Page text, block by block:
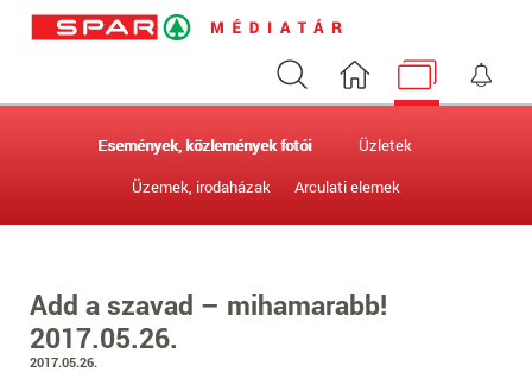
Keresés Nyitóoldal Médiatár
Események, közlemények fotói
Üzletek
Üzemek, irodaházak
Arculati elemek
Add a szavad – mihamarabb!
2017.05.26.
2017.05.26.